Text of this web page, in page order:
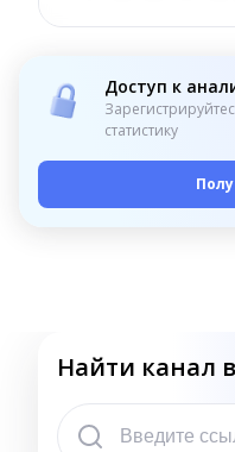
Доступ к
статистику
Найти канал